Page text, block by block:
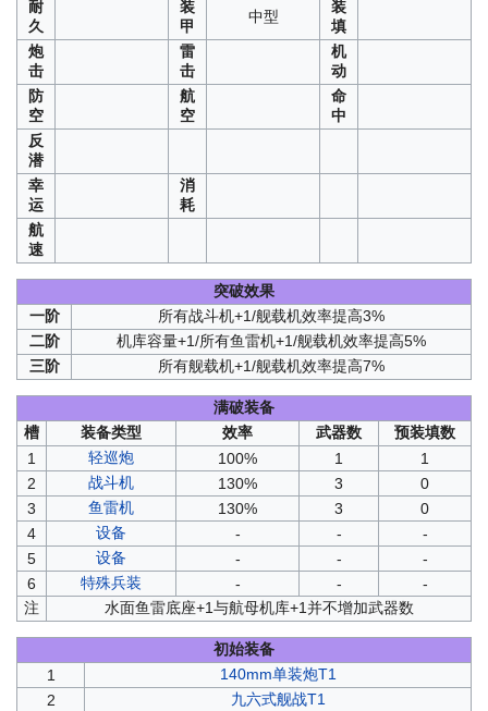
耐
久
装
甲
中型
装
填
炮
击
雷
击
机
动
防
空
航
空
命
中
反
潜
幸
运
消
耗
航
速
突破效果
一阶
所有战斗机+1/舰载机效率提高3%
二阶
机库容量+1/所有鱼雷机+1/舰载机效率提高5%
三阶
所有舰载机+1/舰载机效率提高7%
满破装备
槽
装备类型 效率 武器数
预装填数
1
轻巡炮 100% 1
1
2
战斗机 130% 3
0
3
鱼雷机 130% 3
0
4
设备 - -
-
5
设备 - -
-
6
特殊兵装 - -
-
注
水面鱼雷底座+1与航母机库+1并不增加武器数
初始装备
1
140mm单装炮T1
2
九六式舰战T1